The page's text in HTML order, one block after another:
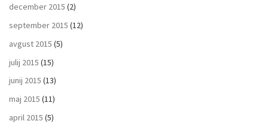
december 2015 (2)
september 2015 (12)
avgust 2015 (5)
julij 2015 (15)
junij 2015 (13)
maj 2015 (11)
april 2015 (5)